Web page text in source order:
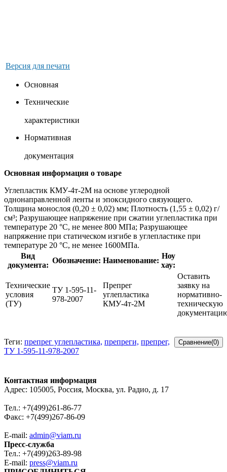
Версия для печати
Основная
Технические
характеристики
Нормативная
документация
Основная информация о товаре
Углепластик КМУ-4т-2М на основе углеродной
однонаправленной ленты и эпоксидного связующего.
Толщина монослоя (0,20 ± 0,02) мм; Плотность (1,55 ± 0,02) г/
см³; Разрушающее напряжение при сжатии углепластика при
температуре 20 °C, не менее 800 МПа; Разрушающее
напряжение при статическом изгибе в углепластике при
температуре 20 °C, не менее 1600МПа.
Вид
документа:
Обозначение: Наименование:
Ноу
хау:
Технические
условия
(ТУ)
ТУ 1-595-11-
978-2007
Препрег
углепластика
КМУ-4т-2М
Оставить
заявку на
нормативно-
техническую
Теги: препрег углепластика, препреги, препрег,
ТУ 1-595-11-978-2007
Контактная информация
Адрес: 105005, Россия, Москва, ул. Радио, д. 17
Тел.: +7(499)261-86-77
Факс: +7(499)267-86-09
E-mail: admin@viam.ru
Пресс-служба
Тел.: +7(499)263-89-98
E-mail: press@viam.ru